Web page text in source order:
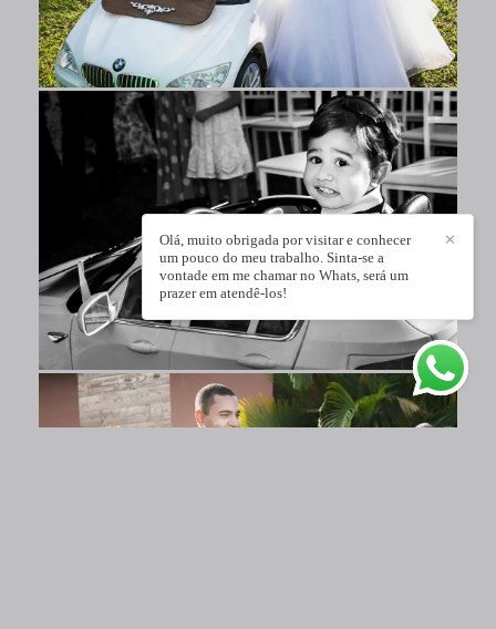
✕
Olá, muito obrigada por visitar e conhecer
um pouco do meu trabalho. Sinta-se a
vontade em me chamar no Whats, será um
prazer em atendê-los!